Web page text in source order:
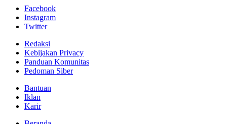
Facebook
Instagram
Twitter
Redaksi
Kebijakan Privacy
Panduan Komunitas
Pedoman Siber
Bantuan
Iklan
Karir